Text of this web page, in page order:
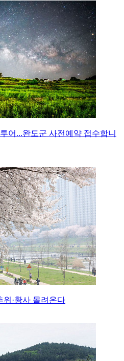
어...완도군 사전예약 접수합니
·황사 몰려온다